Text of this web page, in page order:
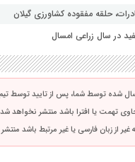
حلقه مفقوده کشاورزی گیلان
شده توسط شما، پس از تایید توسط
تهمت یا افترا باشد منتشر نخواهد
غیر از زبان فارسی یا غیر مرتبط باشد